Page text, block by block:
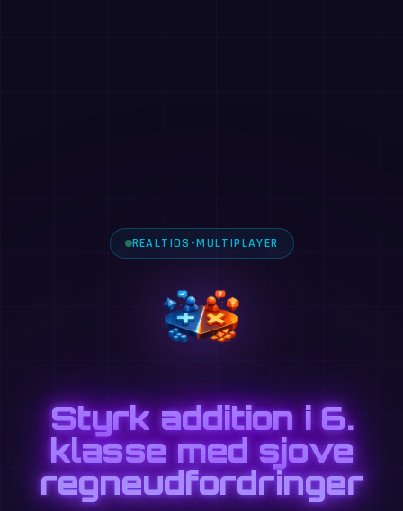
REALTIDS-MULTIPLAYER
Styrk addition i 6.
klasse med sjove
regneudfordringer